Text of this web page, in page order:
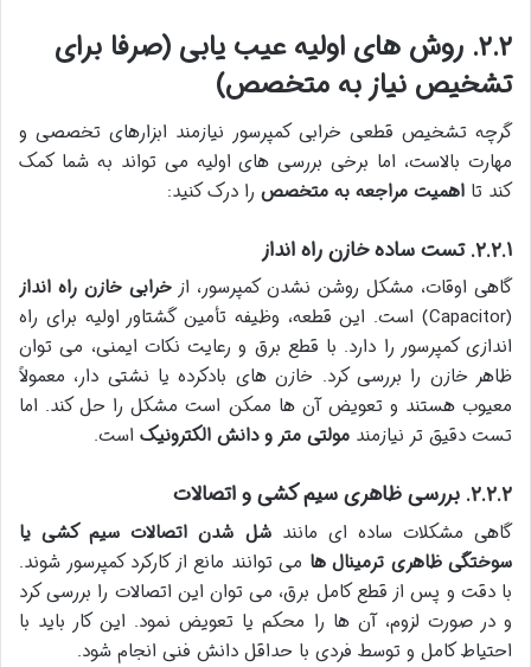
۲.۲. روش های اولیه عیب یابی (صرفا برای
تشخیص نیاز به متخصص)
گرچه تشخیص قطعی خرابی کمپرسور نیازمند ابزارهای تخصصی و
مهارت بالاست، اما برخی بررسی های اولیه می تواند به شما کمک
کند تا اهمیت مراجعه به متخصص را درک کنید:
۲.۲.۱. تست ساده خازن راه انداز
گاهی اوقات، مشکل روشن نشدن کمپرسور، از خرابی خازن راه انداز
(Capacitor) است. این قطعه، وظیفه تأمین گشتاور اولیه برای راه
اندازی کمپرسور را دارد. با قطع برق و رعایت نکات ایمنی، می توان
ظاهر خازن را بررسی کرد. خازن های بادکرده یا نشتی دار، معمولاً
معیوب هستند و تعویض آن ها ممکن است مشکل را حل کند. اما
تست دقیق تر نیازمند مولتی متر و دانش الکترونیک است.
۲.۲.۲. بررسی ظاهری سیم کشی و اتصالات
گاهی مشکلات ساده ای مانندشل شدن اتصالات سیم کشی یا
سوختگی ظاهری ترمینال ها می توانند مانع از کارکرد کمپرسور شوند.
با دقت و پس از قطع کامل برق، می توان این اتصالات را بررسی کرد
و در صورت لزوم، آن ها را محکم یا تعویض نمود. این کار باید با
احتیاط کامل و توسط فردی با حداقل دانش فنی انجام شود.